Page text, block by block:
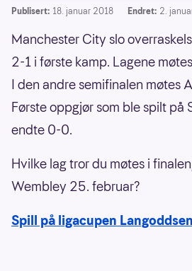
Publisert: 18. januar 2018 Endret: 2.
Manchester City slo
2-1 i første kamp. Lagene
I den andre semifinalen møtes
Første oppgjør som ble spilt på
endte 0-0.
Hvilke lag tror du møtes i
Wembley 25. februar?
Spill på ligacupen Langoddsen